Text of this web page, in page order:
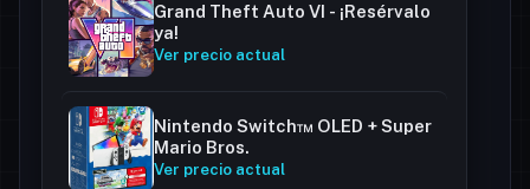
Grand Theft Auto VI - ¡Resérvalo
ya!
Ver precio actual
Nintendo Switch™ OLED + Super
Mario Bros.
Ver precio actual